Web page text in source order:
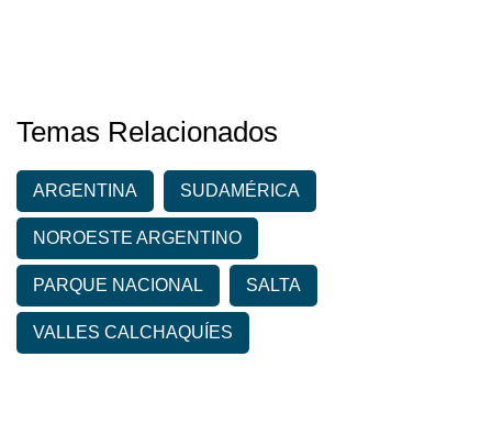
Temas Relacionados
ARGENTINA SUDAMÉRICA
NOROESTE ARGENTINO
PARQUE NACIONAL SALTA
VALLES CALCHAQUÍES